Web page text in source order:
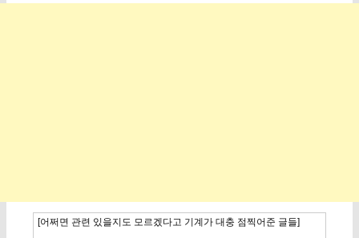
[어쩌면 관련 있을지도 모르겠다고 기계가 대충 점찍어준 글들]